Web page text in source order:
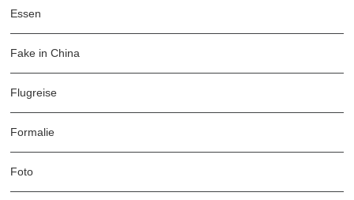
Essen
Fake in China
Flugreise
Formalie
Foto